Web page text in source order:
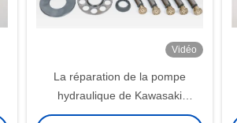
Vidéo
La réparation de la pompe
hydraulique de Kawasaki
partie/du plateau oscillant haute